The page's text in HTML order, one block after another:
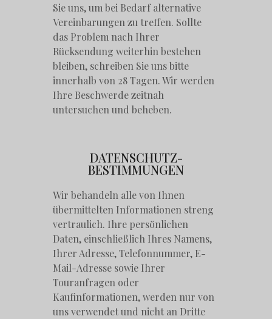
Sie uns, um bei Bedarf alternative
Vereinbarungen zu treffen. Sollte
das Problem nach Ihrer
Rücksendung weiterhin bestehen
bleiben, schreiben Sie uns bitte
innerhalb von 28 Tagen. Wir werden
Ihre Beschwerde zeitnah
untersuchen und beheben.
DATENSCHUTZ-
BESTIMMUNGEN
Wir behandeln alle von Ihnen
übermittelten Informationen streng
vertraulich. Ihre persönlichen
Daten, einschließlich Ihres Namens,
Ihrer Adresse, Telefonnummer, E-
Mail-Adresse sowie Ihrer
Touranfragen oder
Kaufinformationen, werden nur von
uns verwendet und nicht an Dritte